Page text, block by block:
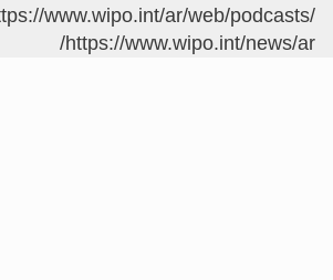
https://www.wipo.int/
https://